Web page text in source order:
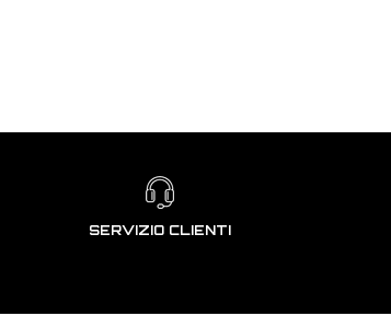
SERVIZIO CLIENTI